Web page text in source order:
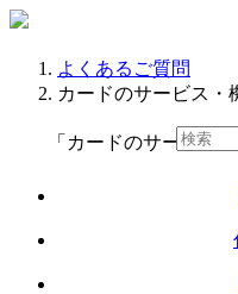
よくあるご質問
カードのサービス・
「カードのサービス